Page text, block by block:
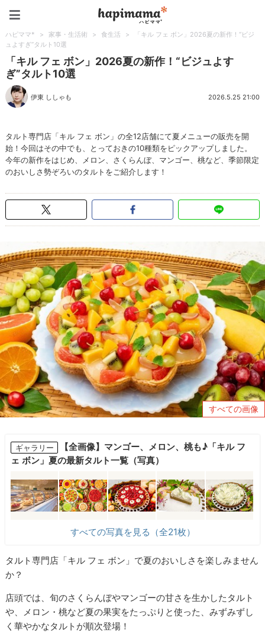
ハピママ* > 家事・生活術 > 食生活 >
「キル フェ ボン」2026夏の新作！“ビジ
ュよすぎ”タルト10選
「キル フェ ボン」2026夏の新作！“ビジュよす
ぎ”タルト10選
伊東 ししゃも 2026.5.25 21:00
タルト専門店「キル フェ ボン」の全12店舗にて夏メニューの販売を開
始！今回はその中でも、とっておきの10種類をピックアップしました。
今年の新作をはじめ、メロン、さくらんぼ、マンゴー、桃など、季節限定
のおいしさ勢ぞろいのタルトをご紹介します！
すべての画像
ギャラリー
【全画像】マンゴー、メロン、桃も♪「キル フ
ェ ボン」夏の最新タルト一覧（写真）
すべての写真を見る（全21枚）
タルト専門店「キル フェ ボン」で夏のおいしさを楽しみません
か？
店頭では、旬のさくらんぼやマンゴーの甘さを生かしたタルト
や、メロン・桃など夏の果実をたっぷりと使った、みずみずし
く華やかなタルトが順次登場！